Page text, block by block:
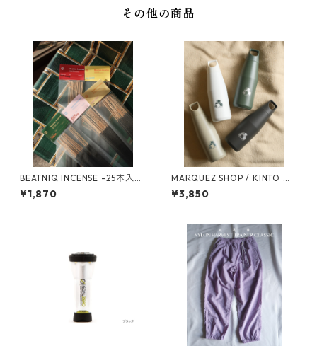
その他の商品
BEATNIQ INCENSE -25本入
り- [お香]
¥1,870
MARQUEZ SHOP / KINTO オ
リジナル TRAIL TUMBLER 58
0ml
¥3,850